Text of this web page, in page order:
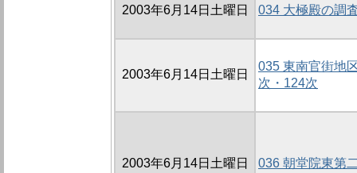
2003年6月14日土曜日 034 大極殿の調
2003年6月14日土曜日
035 東南官街地
次・124次
2003年6月14日土曜日 036 朝堂院東第